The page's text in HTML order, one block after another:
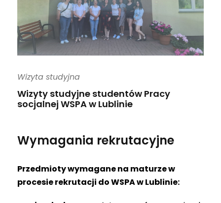
Wizyta studyjna
Wizyty studyjne studentów Pracy
socjalnej WSPA w Lublinie
Wymagania rekrutacyjne
Przedmioty wymagane na maturze w
procesie rekrutacji do WSPA w Lublinie: